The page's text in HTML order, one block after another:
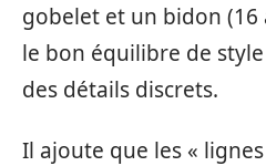
gobelet et un bidon (16
le bon équilibre de
des détails discrets.
Il ajoute que les «